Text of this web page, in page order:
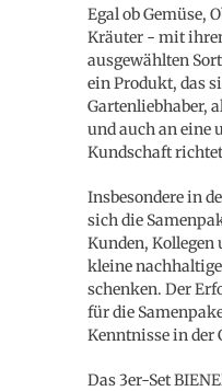
Egal ob Gemüse,
Kräuter - mit
ausgewählten
ein Produkt, das
Gartenliebhaber,
und auch an eine
Kundschaft
Insbesondere in
sich die
Kunden,
kleine
schenken. Der
für die
Kenntnisse in der
Das 3er-Set